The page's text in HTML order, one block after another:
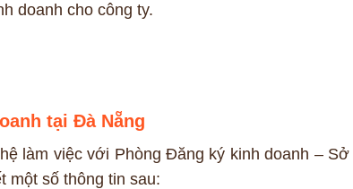
doanh cho công ty.
tại Đà Nẵng
làm việc với Phòng Đăng ký kinh doanh – Sở
một số thông tin sau: